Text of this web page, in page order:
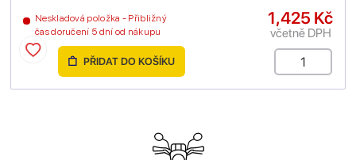
Neskladová položka - Přibližný
čas doručení 5 dní od nákupu
1,425 Kč
včetně DPH
PŘIDAT DO KOŠÍKU